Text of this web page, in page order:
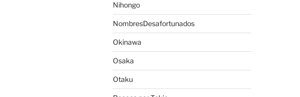
Nihongo
NombresDesafortunados
Okinawa
Osaka
Otaku